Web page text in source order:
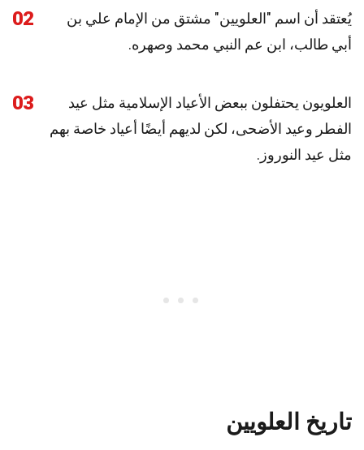
02
يُعتقد أن اسم "العلويين" مشتق من الإمام علي بن
أبي طالب، ابن عم النبي محمد وصهره.
03
العلويون يحتفلون ببعض الأعياد الإسلامية مثل عيد
الفطر وعيد الأضحى، لكن لديهم أيضًا أعياد خاصة بهم
مثل عيد النوروز.
تاريخ العلويين